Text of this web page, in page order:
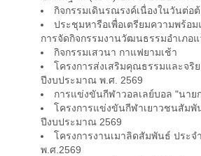
กิจกรรมเดินรณรงค์เนื่องในวันต่อ
ประชุมหารือเพื่อเตรียมความพร้อ
การจัดกิจกรรมงานวัฒนธรรมอำเภอแ
กิจกรรมเสวนา กาแฟยามเช้า
โครงการส่งเสริมคุณธรรมและจริ
ปีงบประมาณ พ.ศ. 2569
การแข่งขันกีฬาวอลเลย์บอล "นาย
โครงการแข่งขันกีฬาเยาวชนสัมพั
ปีงบประมาณ 2569
โครงการงานเมาลิดสัมพันธ์ ประ
พ.ศ.2569